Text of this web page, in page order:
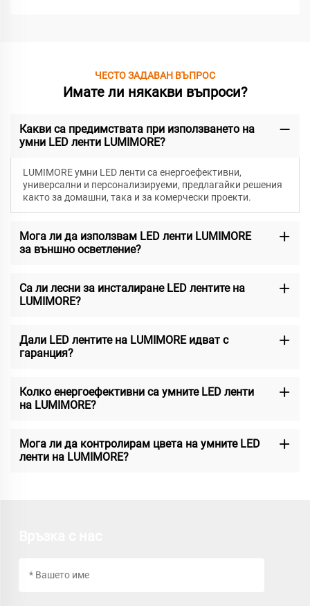
ЧЕСТО ЗАДАВАН ВЪПРОС
Имате ли някакви въпроси?
Какви са предимствата при използването на
умни LED ленти LUMIMORE?
LUMIMORE умни LED ленти са енергоефективни,
универсални и персонализируеми, предлагайки решения
както за домашни, така и за комерчески проекти.
Мога ли да използвам LED ленти LUMIMORE
за външно осветление?
Са ли лесни за инсталиране LED лентите на
LUMIMORE?
Дали LED лентите на LUMIMORE идват с
гаранция?
Колко енергоефективни са умните LED ленти
на LUMIMORE?
Мога ли да контролирам цвета на умните LED
ленти на LUMIMORE?